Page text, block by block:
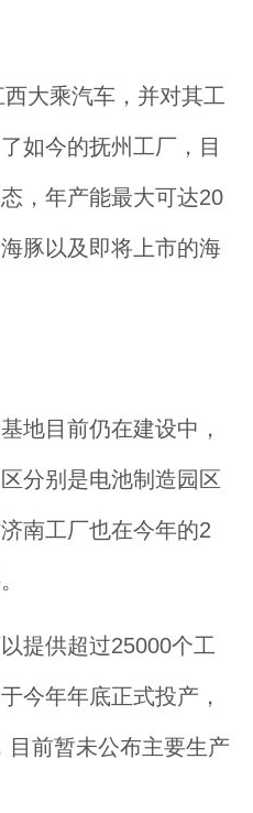
大乘汽车，并对其工
如今的抚州工厂，目
，年产能最大可达20
豚以及即将上市的海
地目前仍在建设中，
分别是电池制造园区
南工厂也在今年的2
提供超过25000个工
今年年底正式投产，
目前暂未公布主要生产